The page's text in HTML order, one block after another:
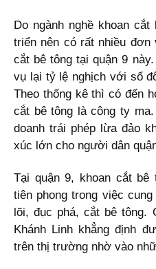
Do ngành nghề khoan
triển nên có rất nhiều
cắt bê tông tại quận 9
vụ lại tỷ lệ nghịch với số
Theo thống kê thì có đến
cắt bê tông là công ty
doanh trái phép lừa đảo
xúc lớn cho người dân
Tại quận 9, khoan cắt bê
tiên phong trong việc
lõi, đục phá, cắt bê tông.
Khánh Linh khẳng định
trên thị trường nhờ vào